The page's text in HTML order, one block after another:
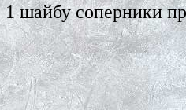
1 шайбу соперники